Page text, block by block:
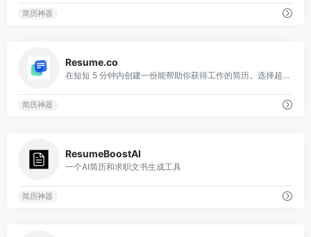
简历神器
Resume.co
在短短 5 分钟内创建一份能帮助你获得工作的简历。选择超过 20 个专业、现代和创意的简历模板
简历神器
ResumeBoostAI
一个AI简历和求职文书生成工具
简历神器